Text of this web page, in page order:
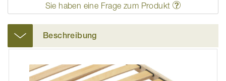
Sie haben eine Frage zum Produkt
Beschreibung